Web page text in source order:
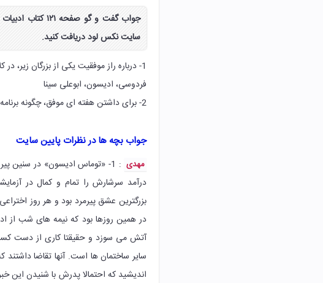
جواب گفت و گو
سایت نکس لود دریافت کنید.
1- درباره راز موفقیت یکی از بزرگان زیر، در کلاس گفت وگو کنید.
فردوسی، ادیسون، ابوعلی سینا
2- برای داشتن هفته ای موفق، چگونه برنامه ریزی می کنید؟
جواب بچه ها در نظرات پایین سایت
مهدی
: 1- «توماس ادیسون» در سنین
درآمد سرشارش را تمام و کمال در
بزرگترین عشق پیرمرد بود و هر روز
در همین روزها بود که نیمه های شب از
آتش می سوزد و حقیقتا کاری از دست
سایر ساختمان ها است. آنها تقاضا
اندیشید که احتمالا پدرش با شنیدن